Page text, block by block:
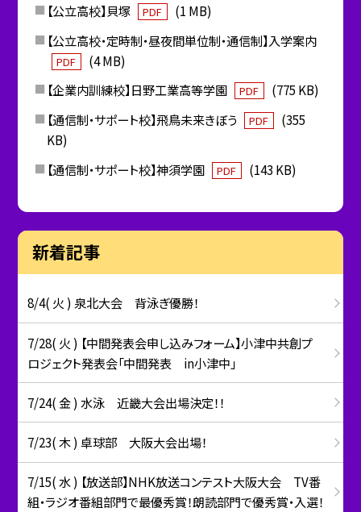
【公立高校】貝塚
PDF
(1 MB)
【公立高校・定時制・昼夜間単位制・通信制】入学案内
PDF
(4 MB)
【企業内訓練校】日野工業高等学園
PDF
(775 KB)
【通信制・サポート校】飛鳥未来きぼう
PDF
(355
KB)
【通信制・サポート校】神須学園
PDF (143 KB)
新着記事
8/4( 火 ) 泉北大会 背泳ぎ優勝！
7/28( 火 ) 【中間発表会申し込みフォーム】小津中共創プ
ロジェクト発表会「中間発表 in小津中」
7/24( 金 ) 水泳 近畿大会出場決定！！
7/23( 木 ) 卓球部 大阪大会出場！
7/15( 水 ) 【放送部】NHK放送コンテスト大阪大会 TV番
組・ラジオ番組部門で最優秀賞！朗読部門で優秀賞・入選！